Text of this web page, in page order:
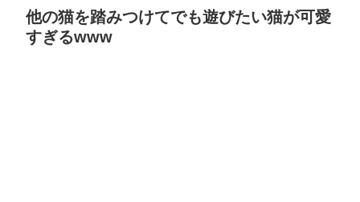
他の猫を踏みつけてでも遊びたい猫が可愛
すぎるwww